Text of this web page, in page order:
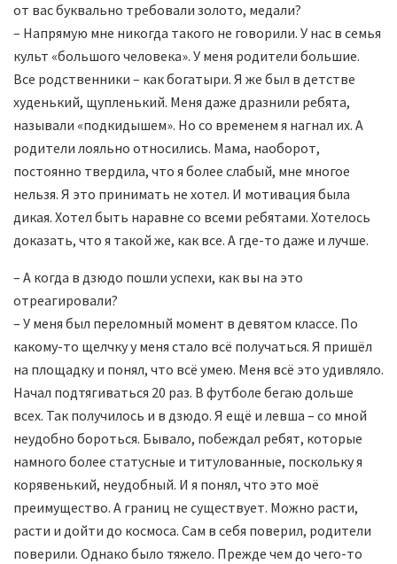
от вас буквально требовали золото, медали?
– Напрямую мне никогда такого не говорили. У нас в семья
культ «большого человека». У меня родители большие.
Все родственники – как богатыри. Я же был в детстве
худенький, щупленький. Меня даже дразнили ребята,
называли «подкидышем». Но со временем я нагнал их. А
родители лояльно относились. Мама, наоборот,
постоянно твердила, что я более слабый, мне многое
нельзя. Я это принимать не хотел. И мотивация была
дикая. Хотел быть наравне со всеми ребятами. Хотелось
доказать, что я такой же, как все. А где-то даже и лучше.
– А когда в дзюдо пошли успехи, как вы на это
отреагировали?
– У меня был переломный момент в девятом классе. По
какому-то щелчку у меня стало всё получаться. Я пришёл
на площадку и понял, что всё умею. Меня всё это удивляло.
Начал подтягиваться 20 раз. В футболе бегаю дольше
всех. Так получилось и в дзюдо. Я ещё и левша – со мной
неудобно бороться. Бывало, побеждал ребят, которые
намного более статусные и титулованные, поскольку я
корявенький, неудобный. И я понял, что это моё
преимущество. А границ не существует. Можно расти,
расти и дойти до космоса. Сам в себя поверил, родители
поверили. Однако было тяжело. Прежде чем до чего-то